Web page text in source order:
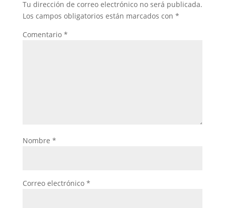
Tu dirección de correo electrónico no será publicada.
Los campos obligatorios están marcados con *
Comentario *
Nombre *
Correo electrónico *